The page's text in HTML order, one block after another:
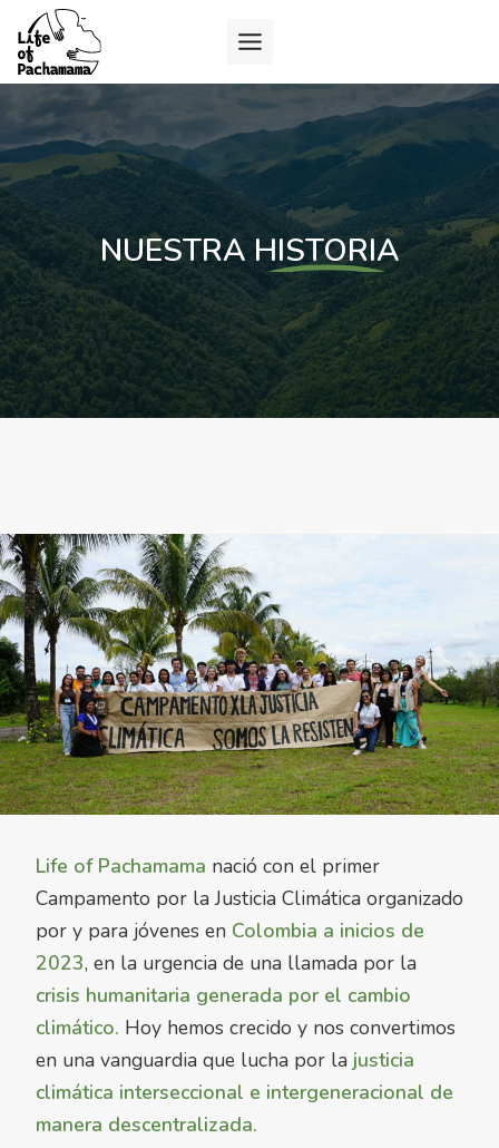
NUESTRA HISTORIA
Life of Pachamama nació con el primer
Campamento por la Justicia Climática organizado
por y para jóvenes en Colombia a inicios de
2023, en la urgencia de una llamada por la
crisis humanitaria generada por el cambio
climático. Hoy hemos crecido y nos convertimos
en una vanguardia que lucha por la justicia
climática interseccional e intergeneracional de
manera descentralizada.